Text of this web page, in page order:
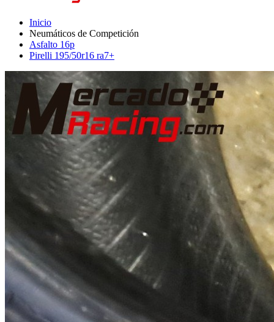
Inicio
Neumáticos de Competición
Asfalto 16p
Pirelli 195/50r16 ra7+